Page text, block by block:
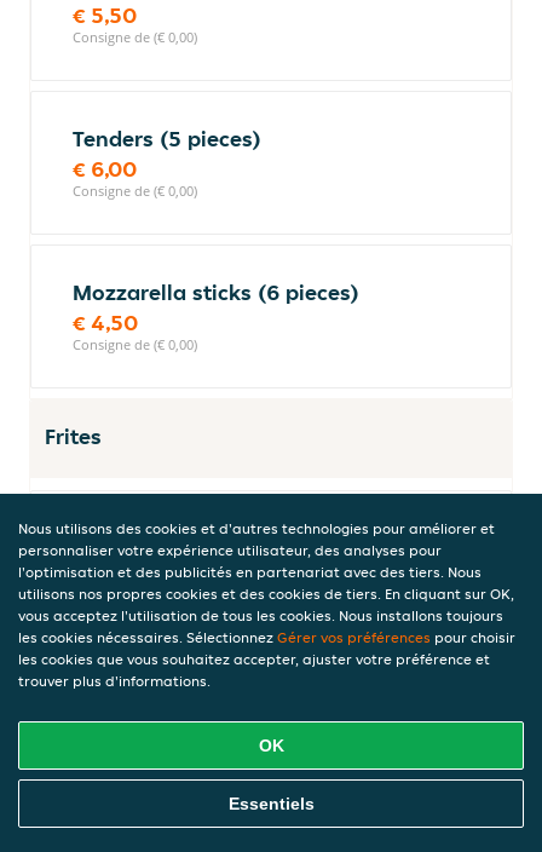
€ 5,50
Consigne de (€ 0,00)
Tenders (5 pieces)
€ 6,00
Consigne de (€ 0,00)
Mozzarella sticks (6 pieces)
€ 4,50
Consigne de (€ 0,00)
Frites
Frites (grand)
€ 3,50
Consigne de (€ 0,00)
Frites (petit)
€ 3,00
Sauces
Commandez En Ligne
Nous utilisons des cookies et d'autres technologies pour améliorer et
personnaliser votre expérience utilisateur, des analyses pour
l'optimisation et des publicités en partenariat avec des tiers. Nous
utilisons nos propres cookies et des cookies de tiers. En cliquant sur OK,
vous acceptez l'utilisation de tous les cookies. Nous installons toujours
les cookies nécessaires. Sélectionnez Gérer vos préférences pour choisir
les cookies que vous souhaitez accepter, ajuster votre préférence et
trouver plus d'informations.
OK
Essentiels